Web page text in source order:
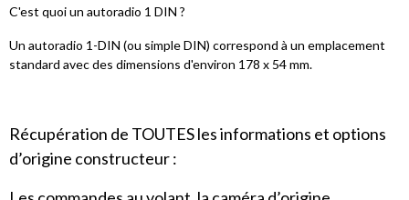
C'est quoi un autoradio 1 DIN ?
Un autoradio 1-DIN (ou simple DIN) correspond à un emplacement
standard avec des dimensions d'environ 178 x 54 mm.
Récupération de TOUTES les informations et options
d’origine constructeur :